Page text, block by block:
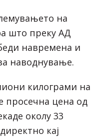
на
што преку АД
навремена и
наводнување.
килограми на
просечна цена од
околу 33
кај